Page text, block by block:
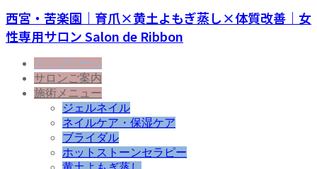
西宮・苦楽園｜育爪×黄土よもぎ蒸し×体質改善｜女
性専用サロン Salon de Ribbon
トップページ
サロンご案内
施術メニュー
ジェルネイル
ネイルケア・保湿ケア
ブライダル
ホットストーンセラピー